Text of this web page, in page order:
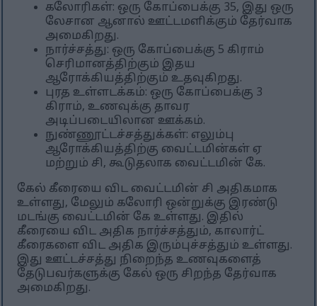
கலோரிகள்: ஒரு கோப்பைக்கு 35, இது ஒரு
லேசான ஆனால் ஊட்டமளிக்கும் தேர்வாக
அமைகிறது.
நார்ச்சத்து: ஒரு கோப்பைக்கு 5 கிராம்
செரிமானத்திற்கும் இதய
ஆரோக்கியத்திற்கும் உதவுகிறது.
புரத உள்ளடக்கம்: ஒரு கோப்பைக்கு 3
கிராம், உணவுக்கு தாவர
அடிப்படையிலான ஊக்கம்.
நுண்ணூட்டச்சத்துக்கள்: எலும்பு
ஆரோக்கியத்திற்கு வைட்டமின்கள் ஏ
மற்றும் சி, கூடுதலாக வைட்டமின் கே.
கேல் கீரையை விட வைட்டமின் சி அதிகமாக
உள்ளது, மேலும் கலோரி ஒன்றுக்கு இரண்டு
மடங்கு வைட்டமின் கே உள்ளது. இதில்
கீரையை விட அதிக நார்ச்சத்தும், காலார்ட்
கீரைகளை விட அதிக இரும்புச்சத்தும் உள்ளது.
இது ஊட்டச்சத்து நிறைந்த உணவுகளைத்
தேடுபவர்களுக்கு கேல் ஒரு சிறந்த தேர்வாக
அமைகிறது.